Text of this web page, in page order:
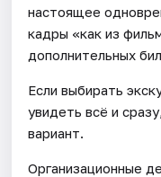
настоящее
кадры «как из
дополнительных
Если выбирать
увидеть всё и
вариант.
Организационные